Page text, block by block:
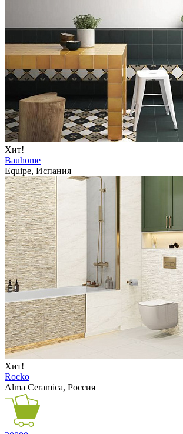
Хит!
Bauhome
Equipe, Испания
Хит!
Rocko
Alma Ceramica, Россия